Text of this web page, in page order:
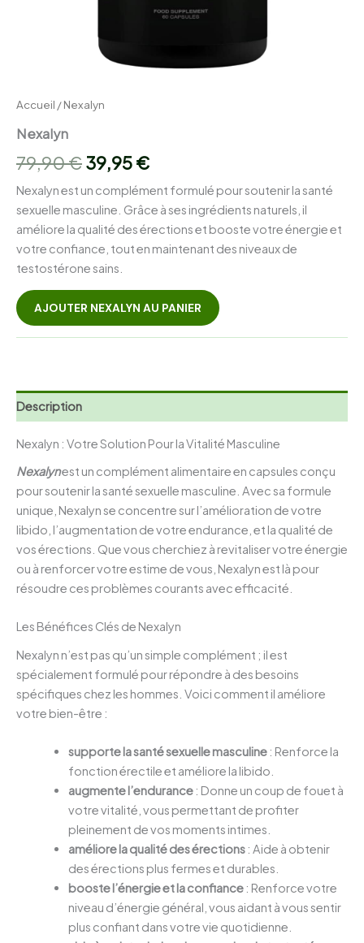
Accueil / Nexalyn
Nexalyn
79,90€Le
prix
initial
était :
79,90 €.
39,95€Le
prix
actuel
est :
Nexalyn est un complément formulé pour soutenir la santé
sexuelle masculine. Grâce à ses ingrédients naturels, il
améliore la qualité des érections et booste votre énergie et
votre confiance, tout en maintenant des niveaux de
testostérone sains.
AJOUTER NEXALYN AU PANIER
Description
Nexalyn : Votre Solution Pour la Vitalité Masculine
Nexalynest un complément alimentaire en capsules conçu
pour soutenir la santé sexuelle masculine. Avec sa formule
unique, Nexalyn se concentre sur l’amélioration de votre
libido, l’augmentation de votre endurance, et la qualité de
vos érections. Que vous cherchiez à revitaliser votre énergie
ou à renforcer votre estime de vous, Nexalyn est là pour
résoudre ces problèmes courants avec efficacité.
Les Bénéfices Clés de Nexalyn
Nexalyn n’est pas qu’un simple complément ; il est
spécialement formulé pour répondre à des besoins
spécifiques chez les hommes. Voici comment il améliore
votre bien-être :
supporte la santé sexuelle masculine: Renforce la
fonction érectile et améliore la libido.
augmente l’endurance: Donne un coup de fouet à
votre vitalité, vous permettant de profiter
pleinement de vos moments intimes.
améliore la qualité des érections: Aide à obtenir
des érections plus fermes et durables.
booste l’énergie et la confiance: Renforce votre
niveau d’énergie général, vous aidant à vous sentir
plus confiant dans votre vie quotidienne.